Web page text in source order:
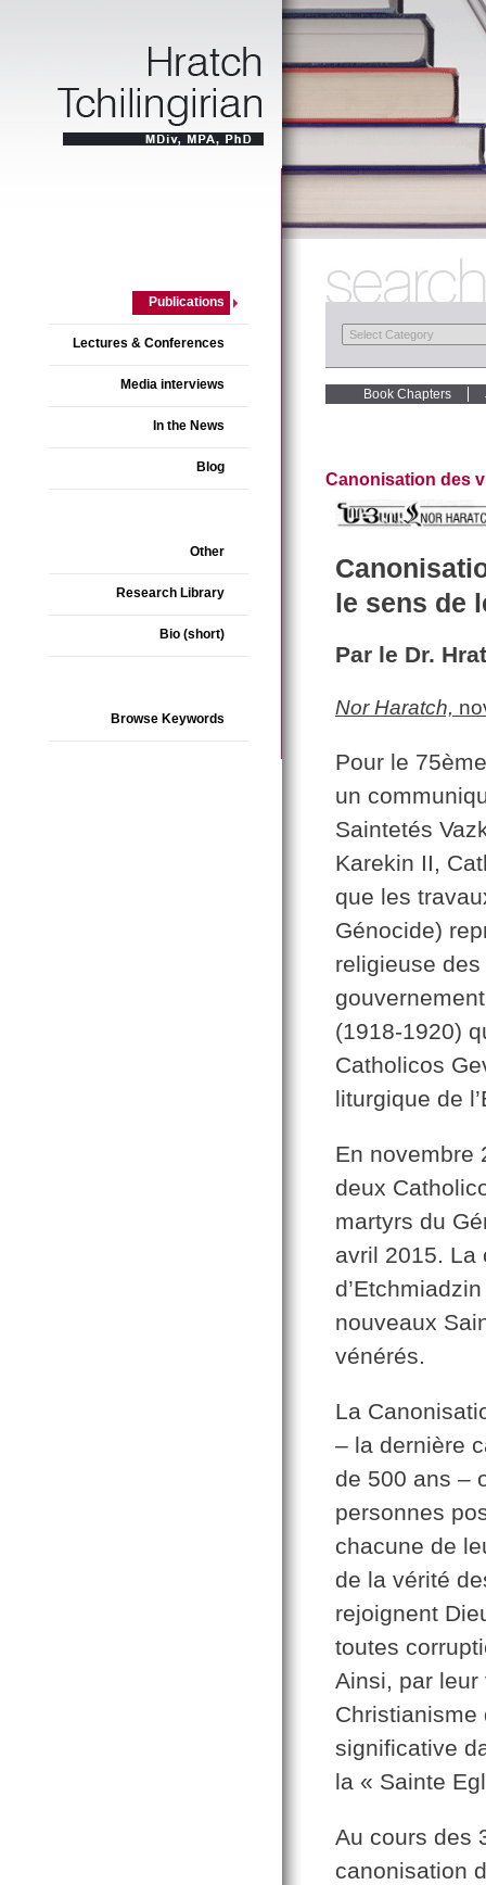
Publications
Lectures & Conferences
Media interviews
In the News
Blog
Other
Research Library
Bio (short)
Browse Keywords
Book Chapters
Canonisation des
le sens de
Par le Dr.
Nor Haratch,
Pour le
un
Saintetés
Karekin II,
que les
Génocide)
religieuse
(1918-1920)
Catholicos
liturgique de
En novembre
deux
martyrs du
avril 2015. La
nouveaux
vénérés.
La
– la dernière
de 500 ans –
personnes
chacune de
de la vérité
rejoignent
toutes
Ainsi, par
Christianisme
significative
la « Sainte
Au cours des
canonisation